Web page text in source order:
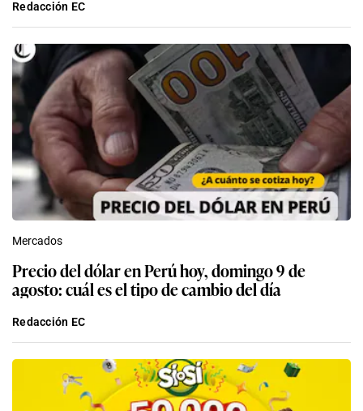
Redacción EC
Mercados
Precio del dólar en Perú hoy, domingo 9 de
agosto: cuál es el tipo de cambio del día
Redacción EC